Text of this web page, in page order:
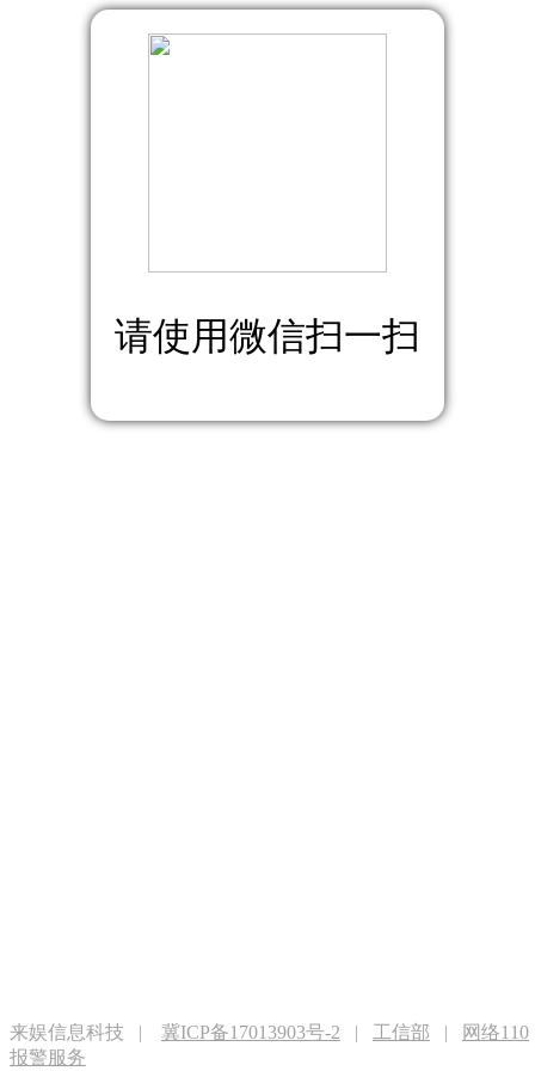
请使用微信扫一扫
来娱信息科技 | 冀ICP备17013903号-2 | 工信部 |
网络110
报警服务